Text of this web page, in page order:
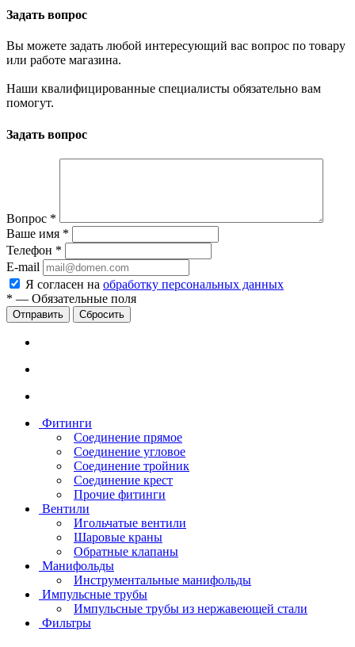
Задать вопрос
Вы можете задать любой интересующий вас вопрос по товару
или работе магазина.
Наши квалифицированные специалисты обязательно вам
помогут.
Задать вопрос
Вопрос *
Ваше имя *
Телефон *
E-mail
Я согласен на обработку персональных данных
* — Обязательные поля
Сбросить
Фитинги
Соединение прямое
Соединение угловое
Соединение тройник
Соединение крест
Прочие фитинги
Вентили
Игольчатые вентили
Шаровые краны
Обратные клапаны
Манифольды
Инструментальные манифольды
Импульсные трубы
Импульсные трубы из нержавеющей стали
Фильтры